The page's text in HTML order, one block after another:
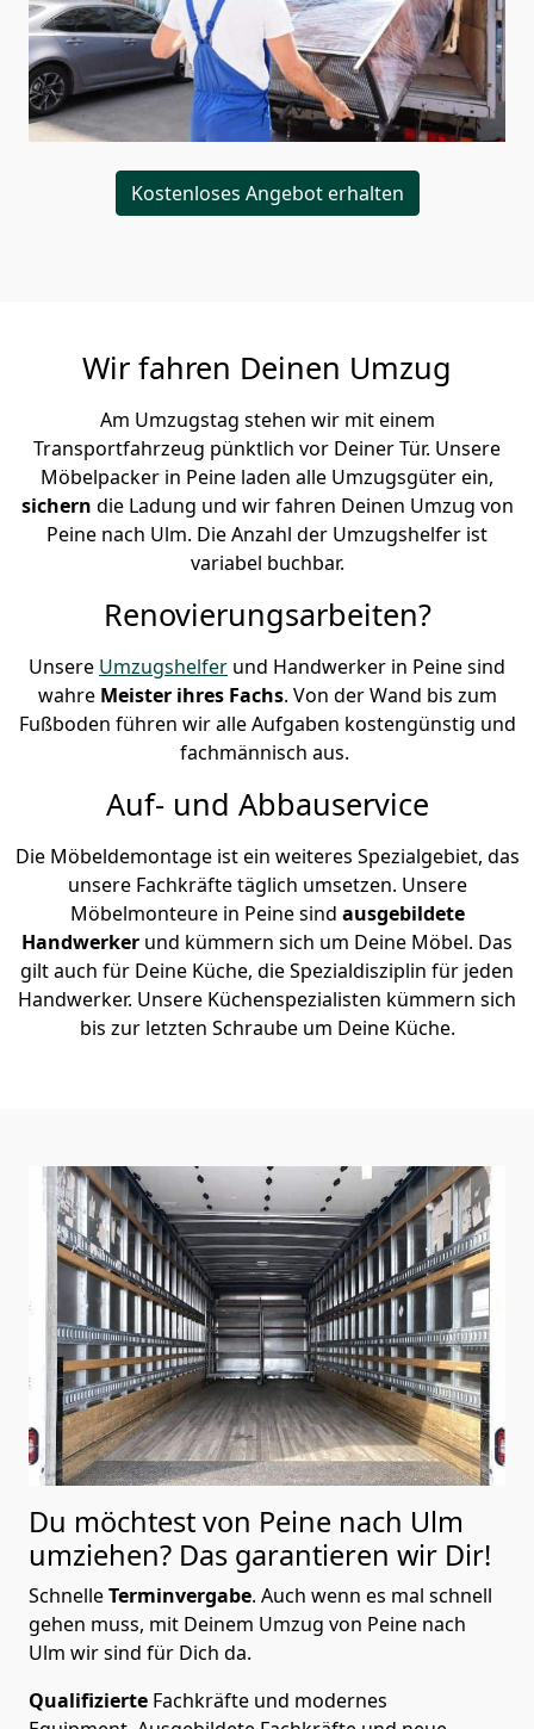
Kostenloses Angebot erhalten
Wir fahren Deinen Umzug
Am Umzugstag stehen wir mit einem
Transportfahrzeug pünktlich vor Deiner Tür. Unsere
Möbelpacker in Peine laden alle Umzugsgüter ein,
sichern die Ladung und wir fahren Deinen Umzug von
Peine nach Ulm. Die Anzahl der Umzugshelfer ist
variabel buchbar.
Renovierungsarbeiten?
Unsere Umzugshelfer und Handwerker in Peine sind
wahre Meister ihres Fachs. Von der Wand bis zum
Fußboden führen wir alle Aufgaben kostengünstig und
fachmännisch aus.
Auf- und Abbauservice
Die Möbeldemontage ist ein weiteres Spezialgebiet, das
unsere Fachkräfte täglich umsetzen. Unsere
Möbelmonteure in Peine sind ausgebildete
Handwerker und kümmern sich um Deine Möbel. Das
gilt auch für Deine Küche, die Spezialdisziplin für jeden
Handwerker. Unsere Küchenspezialisten kümmern sich
bis zur letzten Schraube um Deine Küche.
Du möchtest von Peine nach Ulm
umziehen? Das garantieren wir Dir!
SchnelleTerminvergabe. Auch wenn es mal schnell
gehen muss, mit Deinem Umzug von Peine nach
Ulm wir sind für Dich da.
Qualifizierte Fachkräfte und modernes